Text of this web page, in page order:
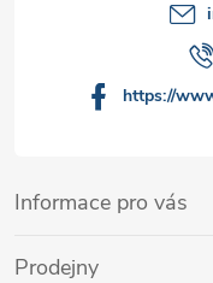
Informace pro vás
Prodejny
https://